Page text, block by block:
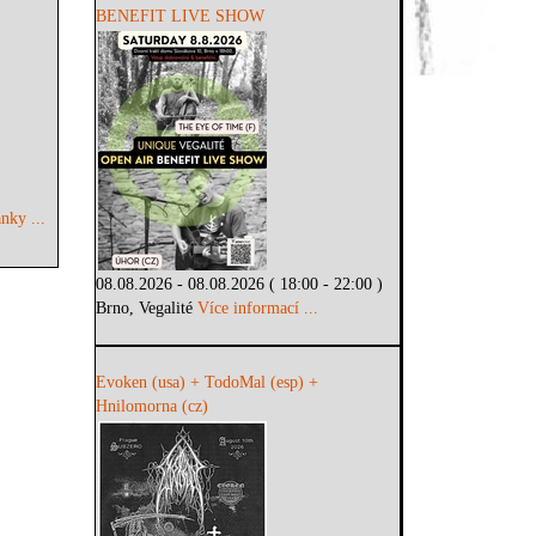
...
BENEFIT LIVE SHOW
08.08.2026 - 08.08.2026 ( 18:00 - 22:00 )
Brno, VegalitéVíce informací ...
Evoken (usa) + TodoMal (esp) +
Hnilomorna (cz)